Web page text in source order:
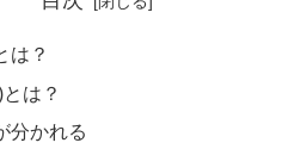
は？
は？
分かれる